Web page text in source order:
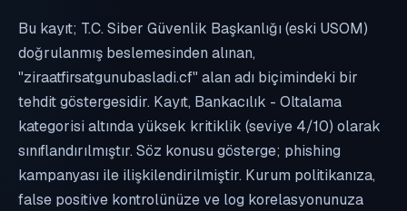
Bu kayıt; T.C. Siber Güvenlik Başkanlığı (eski USOM)
doğrulanmış beslemesinden alınan,
"ziraatfirsatgunubasladi.cf" alan adı biçimindeki bir
tehdit göstergesidir. Kayıt, Bankacılık - Oltalama
kategorisi altında yüksek kritiklik (seviye 4/10) olarak
sınıflandırılmıştır. Söz konusu gösterge; phishing
kampanyası ile ilişkilendirilmiştir. Kurum politikanıza,
false positive kontrolünüze ve log korelasyonunuza